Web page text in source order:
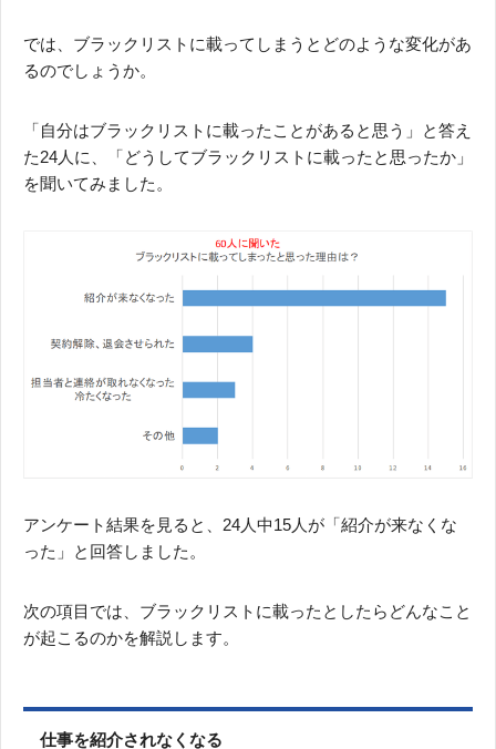
では、ブラックリストに載ってしまうとどのような変化があ
るのでしょうか。
「自分はブラックリストに載ったことがあると思う」と答え
た24人に、「どうしてブラックリストに載ったと思ったか」
を聞いてみました。
アンケート結果を見ると、24人中15人が「紹介が来なくな
った」と回答しました。
次の項目では、ブラックリストに載ったとしたらどんなこと
が起こるのかを解説します。
仕事を紹介されなくなる